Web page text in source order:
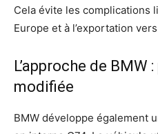
Cela évite les complications
Europe et à l’exportation
L’approche de BMW
modifiée
BMW développe également